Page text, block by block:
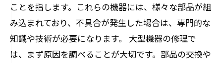
ことを指します。これらの機器には、様々な部品が組
み込まれており、不具合が発生した場合は、専門的な
知識や技術が必要になります。 大型機器の修理で
は、まず原因を調べることが大切です。部品の交換や